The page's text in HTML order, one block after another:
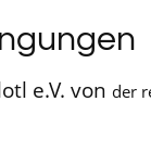
e.V. von der